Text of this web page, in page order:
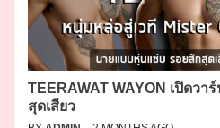
TEERAWAT WAYON เปิดว
สุดเสียว